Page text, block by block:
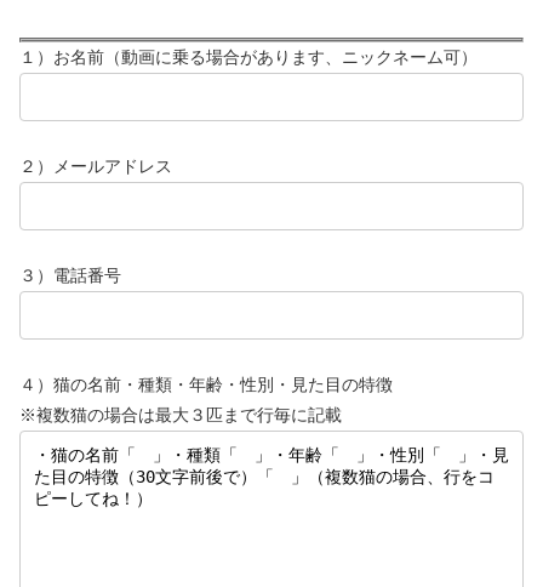
１）お名前（動画に乗る場合があります、ニックネーム可）
２）メールアドレス
３）電話番号
４）猫の名前・種類・年齢・性別・見た目の特徴
※複数猫の場合は最大３匹まで行毎に記載